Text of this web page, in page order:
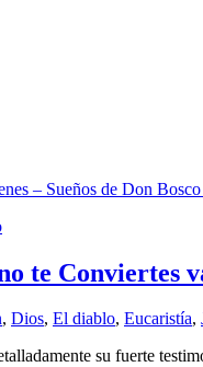
– Sueños de Don
te Conviertes
, Dios, El diablo, Eucaristía,
su fuerte